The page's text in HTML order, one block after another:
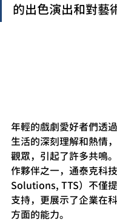
的出色演出和對藝
年輕的戲劇愛好者們透
生活的深刻理解和熱情
觀眾，引起了許多共鳴
作夥伴之一，通泰克科
Solutions, TTS）不僅
支持，更展示了企業在
方面的能力。